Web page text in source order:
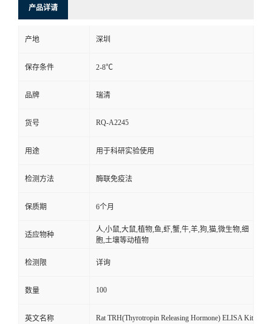
产品详请
产地 深圳
保存条件 2-8℃
品牌 瑞清
货号 RQ-A2245
用途 用于科研实验使用
检测方法 酶联免疫法
保质期 6个月
适应物种
人,小鼠,大鼠,植物,鱼,虾,蟹,牛,羊,狗,猫,微生物,细
胞,土壤等动植物
检测限 详询
数量 100
英文名称 Rat TRH(Thyrotropin Releasing Hormone) ELISA Kit